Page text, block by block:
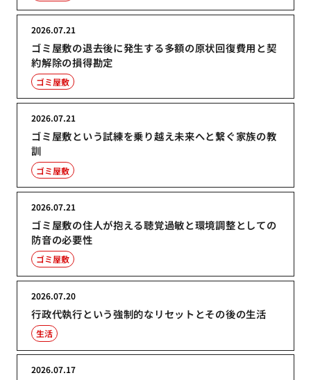
ゴミ屋敷の退去後に発生する多額の原状回復費用と契
約解除の損得勘定
2026.07.21
ゴミ屋敷
ゴミ屋敷という試練を乗り越え未来へと繋ぐ家族の教
訓
2026.07.21
ゴミ屋敷
ゴミ屋敷の住人が抱える聴覚過敏と環境調整としての
防音の必要性
2026.07.21
ゴミ屋敷
行政代執行という強制的なリセットとその後の生活
2026.07.20
生活
2026.07.17